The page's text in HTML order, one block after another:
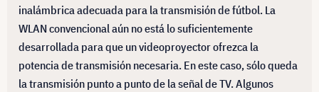
inalámbrica adecuada para la transmisión de fútbol. La
WLAN convencional aún no está lo suficientemente
desarrollada para que un videoproyector ofrezca la
potencia de transmisión necesaria. En este caso, sólo queda
la transmisión punto a punto de la señal de TV. Algunos